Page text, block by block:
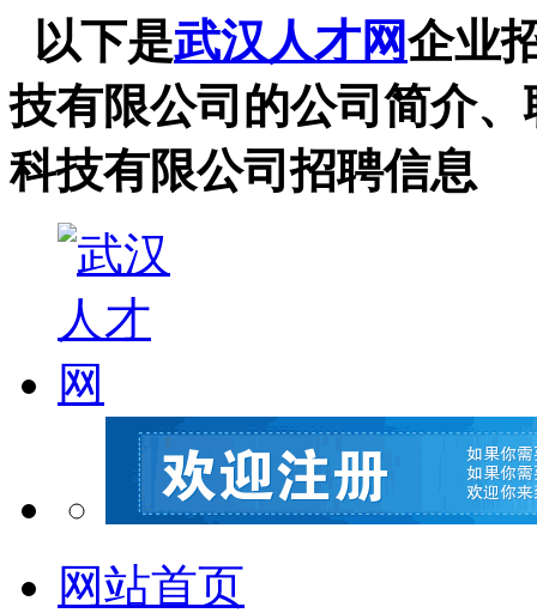
以下是武汉人才网企业
技有限公司的公司简介
科技有限公司招聘信息
网站首页